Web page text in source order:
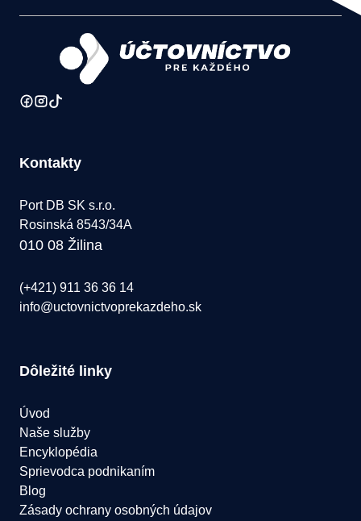
Kontakty
Port DB SK s.r.o.
Rosinská 8543/34A
010 08 Žilina
(+421) 911 36 36 14
info@uctovnictvoprekazdeho.sk
Dôležité linky
Úvod
Naše služby
Encyklopédia
Sprievodca podnikaním
Blog
Zásady ochrany osobných údajov